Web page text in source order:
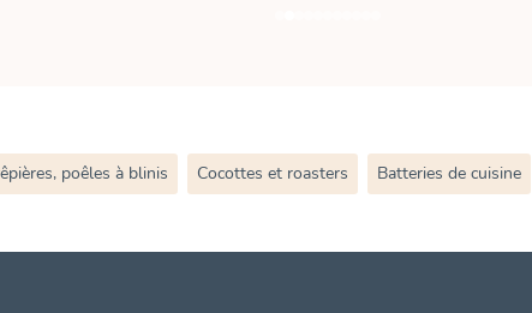
poêles à blinis Cocottes et roasters Batteries de cuisine